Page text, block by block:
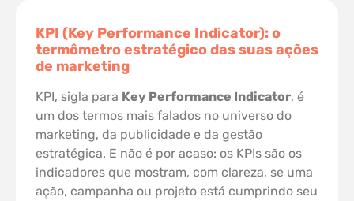
KPI (Key Performance Indicator): o
termômetro estratégico das suas ações
de marketing
KPI, sigla para Key Performance Indicator, é
um dos termos mais falados no universo do
marketing, da publicidade e da gestão
estratégica. E não é por acaso: os KPIs são os
indicadores que mostram, com clareza, se uma
ação, campanha ou projeto está cumprindo seu